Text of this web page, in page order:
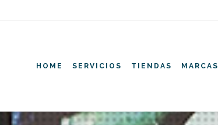
HOME SERVICIOS TIENDAS MARCAS